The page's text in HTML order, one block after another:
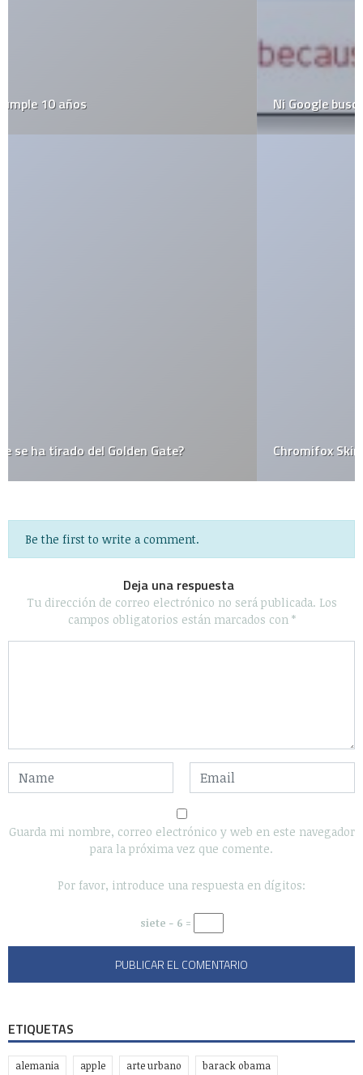
Ni Google busca a Chuck Norris
Chromifox Skin de Firefox, para que parezca Chrome
Be the first to write a comment.
Deja una respuesta
Tu dirección de correo electrónico no será publicada. Los
campos obligatorios están marcados con *
Guarda mi nombre, correo electrónico y web en este navegador
para la próxima vez que comente.
Por favor, introduce una respuesta en dígitos:
siete − 6 =
ETIQUETAS
alemania apple arte urbano barack obama